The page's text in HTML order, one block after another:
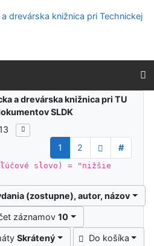
a drevárska knižnica pri TU
SLDK
1
2
#
slovo) = "nižšie
(zostupne), autor, názov
záznamov10
Skrátený Do košíka